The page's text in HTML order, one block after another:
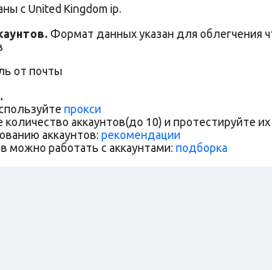
с United Kingdom ip.
Формат данных указан для облегчения
от почты
прокси
аккаунтов(до 10) и протестируйте их
аккаунтов: рекомендации
можно работать с аккаунтами: подборка